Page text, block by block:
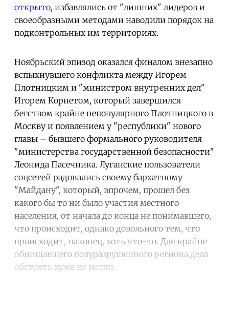
открыто, избавлялись от "лишних" лидеров и
своеобразными методами наводили порядок на
подконтрольных им территориях.
Ноябрьский эпизод оказался финалом внезапно
вспыхнувшего конфликта между Игорем
Плотницким и "министром внутренних дел"
Игорем Корнетом, который завершился
бегством крайне непопулярного Плотницкого в
Москву и появлением у "республики" нового
главы – бывшего формального руководителя
"министерства государственной безопасности"
Леонида Пасечника. Луганские пользователи
соцсетей радовались своему бархатному
"Майдану", который, впрочем, прошел без
какого бы то ни было участия местного
населения, от начала до конца не понимавшего,
что происходит, однако довольного тем, что
происходит, наконец, хоть что-то. Для крайне
обнищавшего полуразрушенного региона дела
обстоять хуже не могли.